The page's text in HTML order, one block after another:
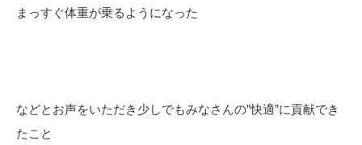
まっすぐ体重が乗るようになった
などとお声をいただき少しでもみなさんの”快適”に貢献でき
たこと